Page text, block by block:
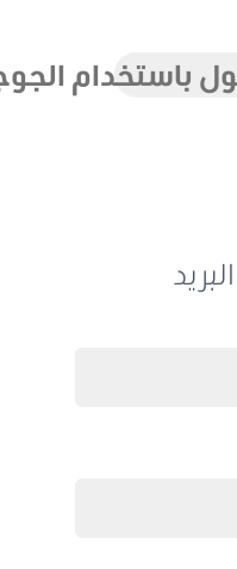
باستخدام الجوجل